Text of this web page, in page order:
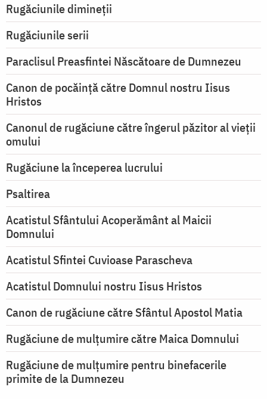
Rugăciunile dimineții
Rugăciunile serii
Paraclisul Preasfintei Născătoare de Dumnezeu
Canon de pocăință către Domnul nostru Iisus
Hristos
Canonul de rugăciune către îngerul păzitor al vieții
omului
Rugăciune la începerea lucrului
Psaltirea
Acatistul Sfântului Acoperământ al Maicii
Domnului
Acatistul Sfintei Cuvioase Parascheva
Acatistul Domnului nostru Iisus Hristos
Canon de rugăciune către Sfântul Apostol Matia
Rugăciune de mulţumire către Maica Domnului
Rugăciune de mulțumire pentru binefacerile
primite de la Dumnezeu